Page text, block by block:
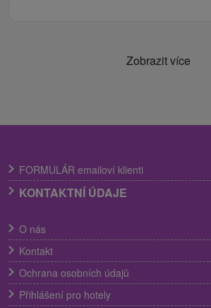
Zobrazit více
FORMULÁR emailoví klienti
KONTAKTNÍ ÚDAJE
O nás
Kontakt
Ochrana osobních údajů
Přihlášení pro hotely